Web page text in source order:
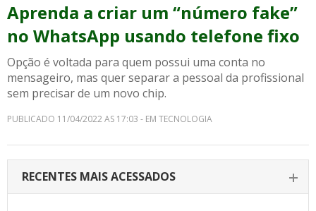
Aprenda a criar um “número fake”
no WhatsApp usando telefone fixo
Opção é voltada para quem possui uma conta no
mensageiro, mas quer separar a pessoal da profissional
sem precisar de um novo chip.
PUBLICADO 11/04/2022 AS 17:03 - EM TECNOLOGIA
RECENTES MAIS ACESSADOS